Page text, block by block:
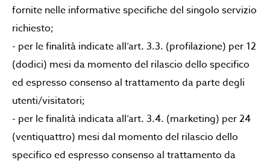
fornite nelle informative specifiche del singolo servizio
richiesto;
- per le finalità indicate all’art. 3.3. (profilazione) per 12
(dodici) mesi da momento del rilascio dello specifico
ed espresso consenso al trattamento da parte degli
utenti/visitatori;
- per le finalità indicata all’art. 3.4. (marketing) per 24
(ventiquattro) mesi dal momento del rilascio dello
specifico ed espresso consenso al trattamento da